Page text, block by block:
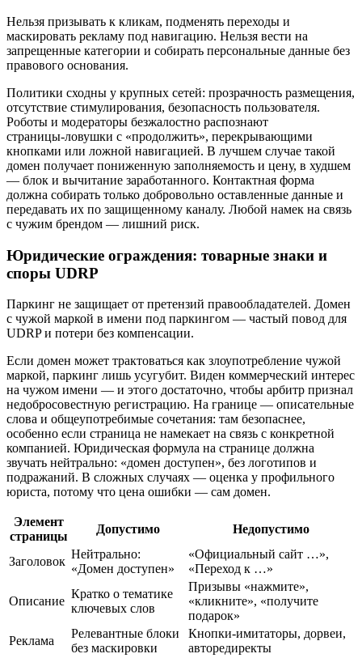
Нельзя призывать к кликам, подменять переходы и
маскировать рекламу под навигацию. Нельзя вести на
запрещенные категории и собирать персональные данные без
правового основания.
Политики сходны у крупных сетей: прозрачность размещения,
отсутствие стимулирования, безопасность пользователя.
Роботы и модераторы безжалостно распознают
страницы‑ловушки с «продолжить», перекрывающими
кнопками или ложной навигацией. В лучшем случае такой
домен получает пониженную заполняемость и цену, в худшем
— блок и вычитание заработанного. Контактная форма
должна собирать только добровольно оставленные данные и
передавать их по защищенному каналу. Любой намек на связь
с чужим брендом — лишний риск.
Юридические ограждения: товарные знаки и
споры UDRP
Паркинг не защищает от претензий правообладателей. Домен
с чужой маркой в имени под паркингом — частый повод для
UDRP и потери без компенсации.
Если домен может трактоваться как злоупотребление чужой
маркой, паркинг лишь усугубит. Виден коммерческий интерес
на чужом имени — и этого достаточно, чтобы арбитр признал
недобросовестную регистрацию. На границе — описательные
слова и общеупотребимые сочетания: там безопаснее,
особенно если страница не намекает на связь с конкретной
компанией. Юридическая формула на странице должна
звучать нейтрально: «домен доступен», без логотипов и
подражаний. В сложных случаях — оценка у профильного
юриста, потому что цена ошибки — сам домен.
Элемент
страницы
Допустимо Недопустимо
Заголовок
Нейтрально:
«Домен доступен»
«Официальный сайт …»,
«Переход к …»
Описание
Кратко о тематике
ключевых слов
Призывы «нажмите»,
«кликните», «получите
подарок»
Реклама
Релевантные блоки
без маскировки
Кнопки‑имитаторы, дорвеи,
авторедиректы